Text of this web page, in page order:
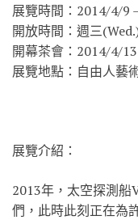
展覽時間：2014/4/9
開放時間：週三
開幕茶會：2014/4/
展覽地點：自由人藝
展覽介紹：
2013年，太空探測船
們，此時此刻正在為